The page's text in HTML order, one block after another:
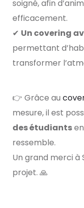
soigné, afin
efficacement.
✔ Un covering
permettant
transformer
👉 Grâce au
mesure, il est
des étudiants
ressemble.
Un grand merci à
projet. 🙏